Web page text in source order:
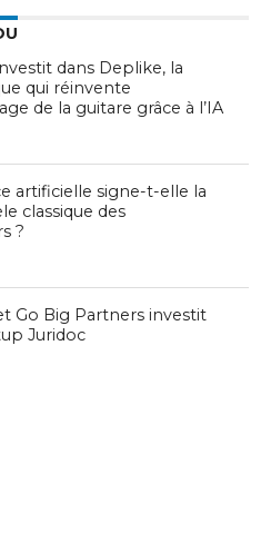
dans Deplike, la
qui réinvente
de la guitare grâce à l’IA
artificielle signe-t-elle la
classique des
?
Go Big Partners investit
Juridoc